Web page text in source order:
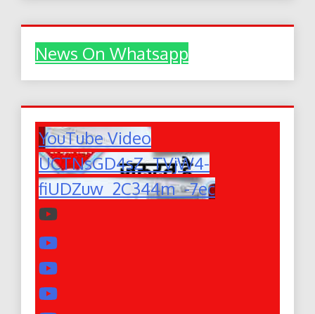
News On Whatsapp
YouTube Video
UCTNsGD4sZ_TVjW4-
fiUDZuw_2C344m_-7ec